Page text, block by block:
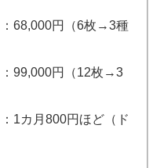
68,000円（6枚→3種
99,000円（12枚→3
1カ月800円ほど（ド